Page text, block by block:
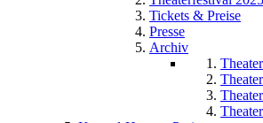
Tickets & Preise
Presse
Archiv